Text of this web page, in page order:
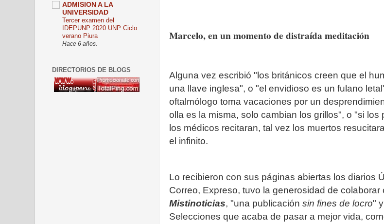
Marcelo, en un momento de distraída meditación
Alguna vez escribió "los británicos creen que el
una llave inglesa", o "el envidioso es un fulano
oftalmólogo toma vacaciones por un
olla es la misma, solo cambian los grillos", o "si los
los médicos recitaran, tal vez los muertos
el infinito.
Lo recibieron con sus páginas abiertas los diarios
Correo, Expreso, tuvo la generosidad de colaborar
Mistinoticias, "una publicación sin fines de locro"
Selecciones que acaba de pasar a mejor vida,
ADMISION A LA
UNIVERSIDAD
Tercer examen del
IDEPUNP 2020 UNP Ciclo
verano Piura
Hace 6 años.
DIRECTORIOS DE BLOGS